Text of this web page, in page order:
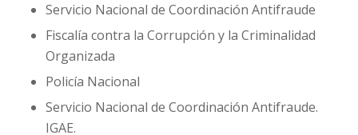
Servicio Nacional de Coordinación Antifraude
Fiscalía contra la Corrupción y la Criminalidad
Organizada
Policía Nacional
Servicio Nacional de Coordinación Antifraude.
IGAE.